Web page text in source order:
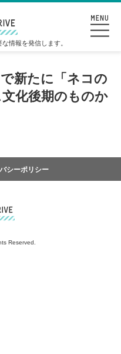
情報を発信します。
新たに「ネコの
化後期のものか
シーポリシー
Reserved.